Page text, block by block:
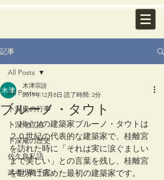
記事
All Posts
卜深庵の行事
卜深庵点描
卜深庵の歴史
佐久良私語
武者小路千家
All Posts
ブルーノ・タウト
木津宗詮
2019年12月8日 読了時間: 2分
ドイツの建築家ブルーノ・タウトは
２０世紀の代表的な建築家で、桂離宮
を訪れた時に「それは実に涙ぐましい
まで美しい」との言葉を残し、桂離宮
を世界に広めた最初の建築家です。